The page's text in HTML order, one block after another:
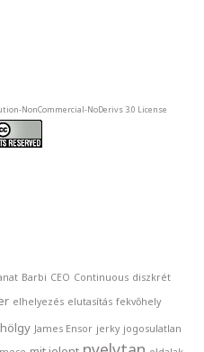
NonCommercial-NoDerivs 3.0 License
Barbi CEO Continuous diszkrét
elhelyezés elutasítás fekvőhely
hölgy James Ensor jerky jogosulatlan